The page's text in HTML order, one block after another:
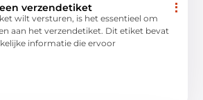
verzendetiket
wilt versturen, is het essentieel om
aan het verzendetiket. Dit etiket bevat
informatie die ervoor